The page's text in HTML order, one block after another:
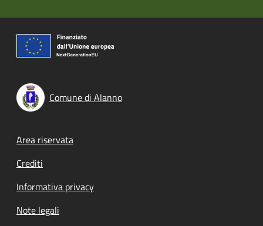
Comune di Alanno
Footer menu
Area riservata
Crediti
Informativa privacy
Note legali